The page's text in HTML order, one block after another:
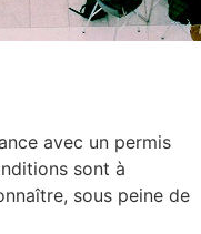
avec un permis
sont à
sous peine de